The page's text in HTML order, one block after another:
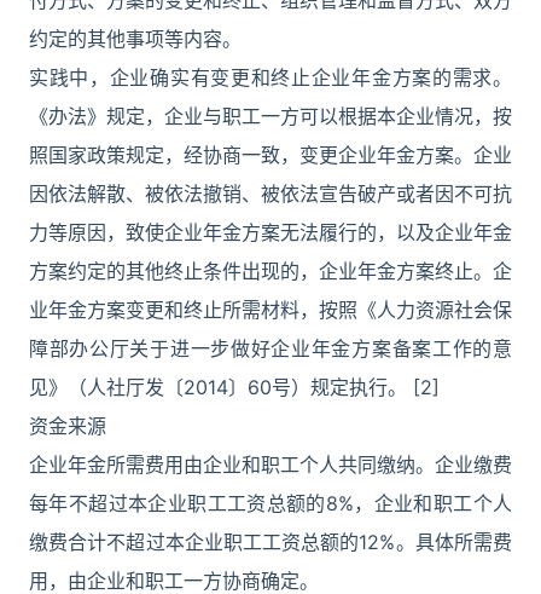
约定的其他事项等内容。
实践中，企业确实有变更和终止企业年金方案的需求。
《办法》规定，企业与职工一方可以根据本企业情况，按
照国家政策规定，经协商一致，变更企业年金方案。企业
因依法解散、被依法撤销、被依法宣告破产或者因不可抗
力等原因，致使企业年金方案无法履行的，以及企业年金
方案约定的其他终止条件出现的，企业年金方案终止。企
业年金方案变更和终止所需材料，按照《人力资源社会保
障部办公厅关于进一步做好企业年金方案备案工作的意
见》（人社厅发〔2014〕60号）规定执行。 [2]
资金来源
企业年金所需费用由企业和职工个人共同缴纳。企业缴费
每年不超过本企业职工工资总额的8%，企业和职工个人
缴费合计不超过本企业职工工资总额的12%。具体所需费
用，由企业和职工一方协商确定。